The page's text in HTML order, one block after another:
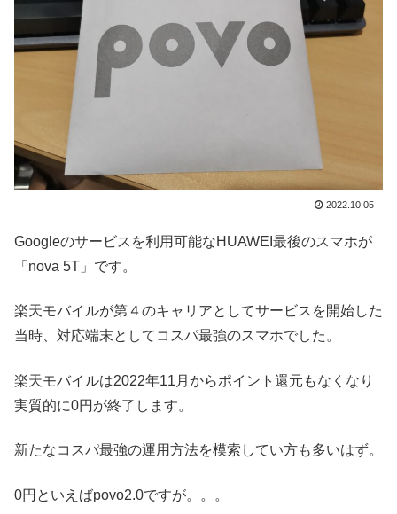
2022.10.05
Googleのサービスを利用可能なHUAWEI最後のスマホが
「nova 5T」です。
楽天モバイルが第４のキャリアとしてサービスを開始した
当時、対応端末としてコスパ最強のスマホでした。
楽天モバイルは2022年11月からポイント還元もなくなり
実質的に0円が終了します。
新たなコスパ最強の運用方法を模索してい方も多いはず。
0円といえばpovo2.0ですが。。。